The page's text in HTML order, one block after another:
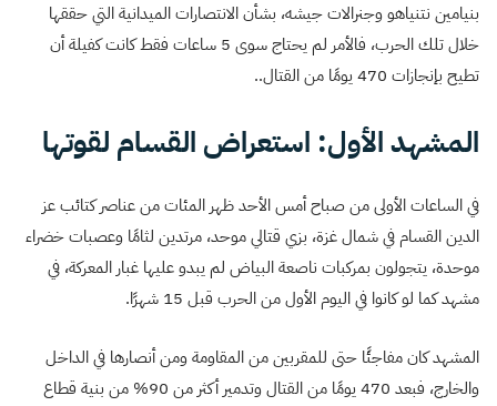
بنيامين نتنياهو وجنرالات جيشه، بشأن الانتصارات الميدانية التي حققها
خلال تلك الحرب، فالأمر لم يحتاج سوى 5 ساعات فقط كانت كفيلة أن
تطيح بإنجازات 470 يومًا من القتال..
المشهد الأول: استعراض القسام لقوتها
في الساعات الأولى من صباح أمس الأحد ظهر المئات من عناصر كتائب عز
الدين القسام في شمال غزة، بزي قتالي موحد، مرتدين لثامًا وعصبات خضراء
موحدة، يتجولون بمركبات ناصعة البياض لم يبدو عليها غبار المعركة، في
مشهد كما لو كانوا في اليوم الأول من الحرب قبل 15 شهرًا.
المشهد كان مفاجئًا حتى للمقربين من المقاومة ومن أنصارها في الداخل
والخارج، فبعد 470 يومًا من القتال وتدمير أكثر من 90% من بنية قطاع